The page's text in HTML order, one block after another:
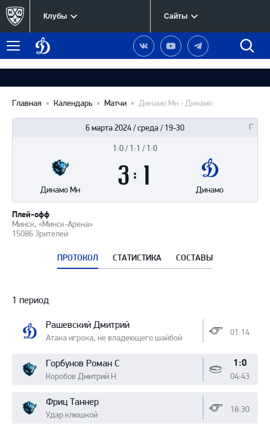
Клубы Сайты
Меню
Динамо
Москва
Наша
группа
Вконтакте
Наш
канал
YouTube
Наш
канал
Telegram
Главная Календарь Матчи Динамо Мн - Динамо
6 марта 2024 / среда / 19-30
Минск, «Минск-Арена»
15086 Зрителей
Плей-офф
матча
1:0 / 1:1 / 1:0
Динамо Мн Динамо
ПРОТОКОЛ СТАТИСТИКА СОСТАВЫ
Протокол
1 период
Рашевский Дмитрий
Атака игрока, не владеющего шайбой
01:14
Горбунов Роман С
Коробов Дмитрий Н
1:0
04:43
Фриц Таннер
Удар клюшкой
18:30